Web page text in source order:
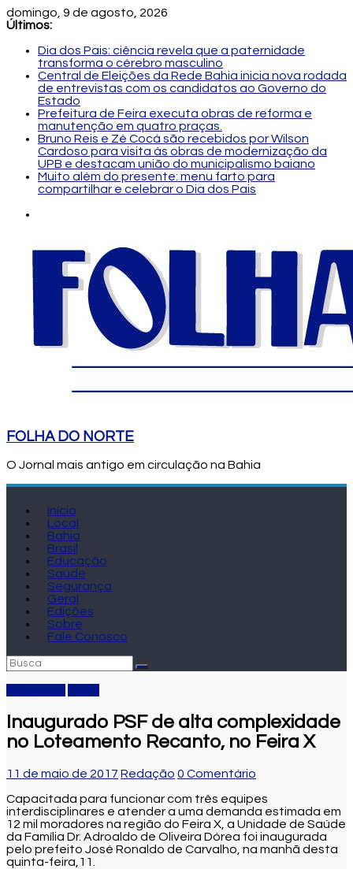
domingo, 9 de agosto, 2026
Últimos:
Dia dos Pais: ciência revela que a paternidade
transforma o cérebro masculino
Central de Eleições da Rede Bahia inicia nova rodada
de entrevistas com os candidatos ao Governo do
Estado
Prefeitura de Feira executa obras de reforma e
manutenção em quatro praças.
Bruno Reis e Zé Cocá são recebidos por Wilson
Cardoso para visita às obras de modernização da
UPB e destacam união do municipalismo baiano
Muito além do presente: menu farto para
compartilhar e celebrar o Dia dos Pais
FOLHA DO NORTE
O Jornal mais antigo em circulação na Bahia
Início
Local
Bahia
Brasil
Educação
Saúde
Segurança
Geral
Edições
Sobre
Fale Conosco
Inaugurado PSF de alta complexidade
no Loteamento Recanto, no Feira X
11 de maio de 2017 Redação 0 Comentário
Capacitada para funcionar com três equipes
interdisciplinares e atender a uma demanda estimada em
12 mil moradores na região do Feira X, a Unidade de Saúde
da Família Dr. Adroaldo de Oliveira Dórea foi inaugurada
pelo prefeito José Ronaldo de Carvalho, na manhã desta
quinta-feira,11.